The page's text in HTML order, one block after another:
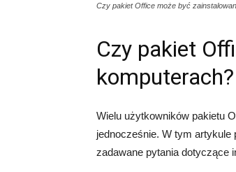
Czy pakiet Office może być
Czy pakiet
komputerach?
Wielu użytkowników pakietu
jednocześnie. W tym
zadawane pytania dotyczące